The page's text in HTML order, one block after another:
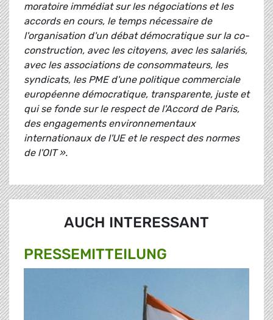
moratoire immédiat sur les négociations et les
accords en cours, le temps nécessaire de
l'organisation d'un débat démocratique sur la co-
construction, avec les citoyens, avec les salariés,
avec les associations de consommateurs, les
syndicats, les PME d'une politique commerciale
européenne démocratique, transparente, juste et
qui se fonde sur le respect de l'Accord de Paris,
des engagements environnementaux
internationaux de l'UE et le respect des normes
de l'OIT ».
AUCH INTERESSANT
PRESSE­MITTEILUNG